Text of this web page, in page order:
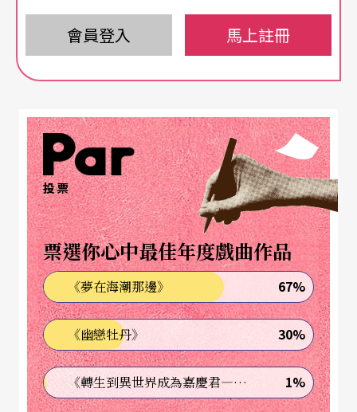
海峽上的這個島嶼，在歌劇音樂的貢獻和表現上，
可以說是，冷感。
室內樂、各種形式的器樂和聲樂曲不斷地被發表和
演出，英國作曲家們，惟獨在歌劇的表現上，有點
乏善可陳。這當然和英國本身的音樂發展有些關
係，畢竟，除了早期的亨利．普塞爾（Henry Purc
ell，1659-1695）外，英國在國際上足以誇口的就
是兩位「進口的」作曲家——韓德爾和孟德爾頌
了。一直要等到二十世紀初，國民樂派興起，各國
的作曲家亟於找尋屬於自己國家的聲音，英國作曲
家描繪田園美景的樂音，才可以在國際上揚眉吐
氣。但是在歌劇方面的匱乏，是令人訝異的，畢
竟，歌劇是戲劇與音樂結合的產物，而英國在戲劇
會員登入 馬上註冊
投票
票選你心中最佳年度戲曲作品
《夢在海潮那邊》 67%
《幽戀牡丹》 30%
《轉生到異世界成為嘉慶君—發現我的祖先是詐騙集團!?》 1%